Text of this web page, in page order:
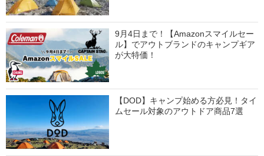
9月4日まで！【Amazonスマイルセー
ル】でアウトブランドのキャンプギア
が大特価！
【DOD】キャンプ始める方必見！タイ
ムセール対象のアウトドア商品7選